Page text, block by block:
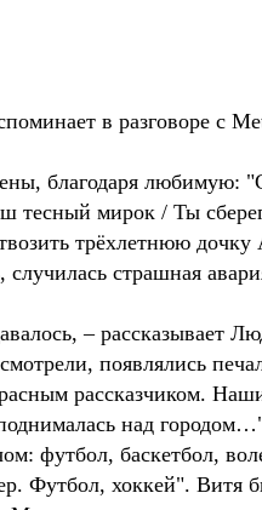
в разговоре с
благодаря любимую:
тесный мирок / Ты
трёхлетнюю
случилась страшная
– рассказывает
появлялись
рассказчиком.
над
футбол, баскетбол,
Футбол, хоккей". Витя